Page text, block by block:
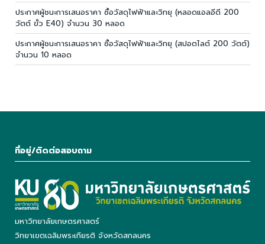
ประกาศผู้ชนะการเสนอราคา ซื้อวัสดุไฟฟ้าและวิทยุ (หลอดแอลอีดี 200
วัตต์ ขั้ว E40) จำนวน 30 หลอด
ประกาศผู้ชนะการเสนอราคา ซื้อวัสดุไฟฟ้าและวิทยุ (สปอตไลต์ 200 วัตต์)
จำนวน 10 หลอด
ที่อยู่/ติดต่อสอบถาม
มหาวิทยาลัยเกษตรศาสตร์
วิทยาเขตเฉลิมพระเกียรติ จังหวัดสกลนคร